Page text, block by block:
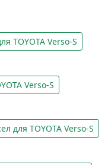
TOYOTA Verso-S
Verso-S
для TOYOTA Verso-S